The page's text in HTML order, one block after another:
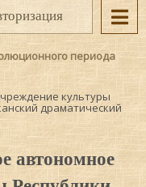
периода
культуры
драматический
автономное